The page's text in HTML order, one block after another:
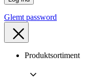
Glemt password
Produktsortiment